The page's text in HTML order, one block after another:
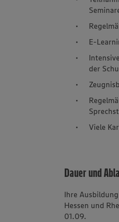
E-
der
Viele
Dauer und
Ihre
Hessen und
01.09.